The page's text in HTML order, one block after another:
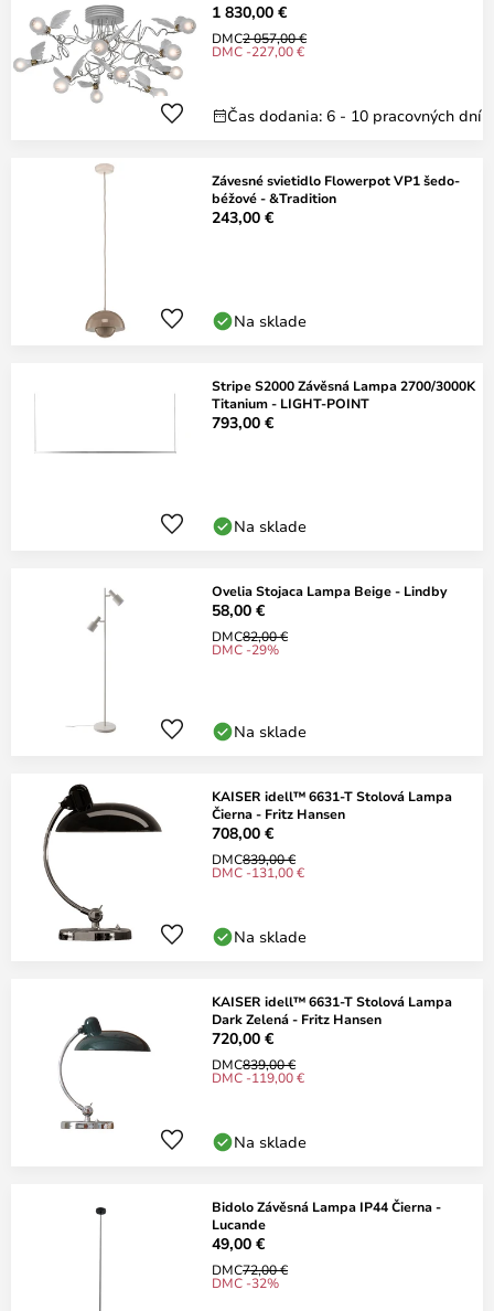
1 830,00 €
DMC2 057,00 €
DMC -227,00 €
Čas dodania: 6 - 10 pracovných dní
Závesné svietidlo Flowerpot VP1 šedo-
béžové - &Tradition
243,00 €
Na sklade
Stripe S2000 Závěsná Lampa 2700/3000K
Titanium - LIGHT-POINT
793,00 €
Na sklade
Ovelia Stojaca Lampa Beige - Lindby
58,00 €
DMC82,00 €
DMC -29%
Na sklade
KAISER idell™ 6631-T Stolová Lampa
Čierna - Fritz Hansen
708,00 €
DMC839,00 €
DMC -131,00 €
Na sklade
KAISER idell™ 6631-T Stolová Lampa
Dark Zelená - Fritz Hansen
720,00 €
DMC839,00 €
DMC -119,00 €
Na sklade
Bidolo Závěsná Lampa IP44 Čierna -
Lucande
49,00 €
DMC72,00 €
DMC -32%